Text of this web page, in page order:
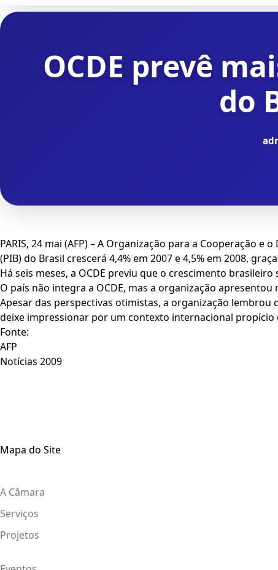
OCDE prevê
do
PARIS, 24 mai (AFP) – A Organização para a Cooperação
(PIB) do Brasil crescerá 4,4% em 2007 e 4,5% em 2008,
Há seis meses, a OCDE previu que o crescimento brasileiro
O país não integra a OCDE, mas a organização
Apesar das perspectivas otimistas, a organização
deixe impressionar por um contexto internacional propício
Fonte:
AFP
Notícias 2009
Mapa do Site
A Câmara
Serviços
Projetos